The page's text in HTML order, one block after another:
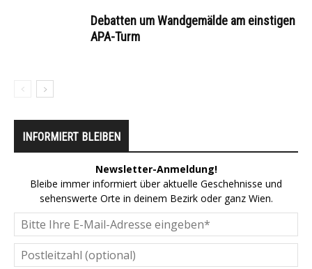
Debatten um Wandgemälde am einstigen
APA-Turm
INFORMIERT BLEIBEN
Newsletter-Anmeldung!
Bleibe immer informiert über aktuelle Geschehnisse und
sehenswerte Orte in deinem Bezirk oder ganz Wien.